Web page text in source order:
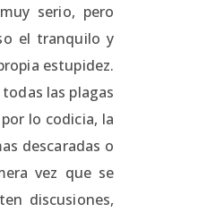
serio, pero
el tranquilo y
estupidez.
las plagas
lo codicia, la
descaradas o
vez que se
discusiones,